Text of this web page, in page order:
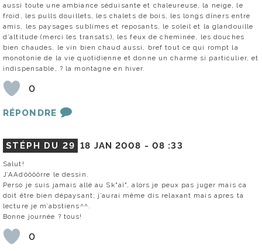
aussi toute une ambiance séduisante et chaleureuse, la neige, le
froid, les pulls douillets, les chalets de bois, les longs dîners entre
amis, les paysages sublimes et reposants, le soleil et la glandouille
d’altitude (merci les transats), les feux de cheminée, les douches
bien chaudes, le vin bien chaud aussi, bref tout ce qui rompt la
monotonie de la vie quotidienne et donne un charme si particulier, et
indispensable, ? la montagne en hiver.
0
RÉPONDRE
STÉPH DU 29 18 JAN 2008 - 08 :33
Salut!
J’AAdôôôôrre le dessin.
Perso je suis jamais allé au Sk"aî", alors je peux pas juger mais ca
doit être bien dépaysant; j’aurai même dis relaxant mais apres ta
lecture je m’abstiens^^.
Bonne journée ? tous!
0